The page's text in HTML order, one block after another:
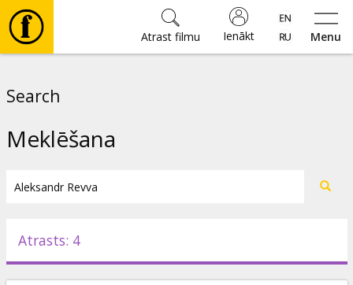
Menu
Ienākt
Atrast filmu
Pasākumi
Search
Meklēšana
Atrasts: 4